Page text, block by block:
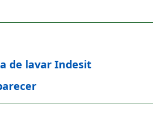
de lavar Indesit